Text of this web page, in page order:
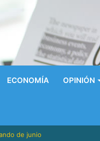
ECONOMÍA OPINIÓN
de junio